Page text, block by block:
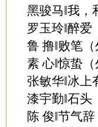
黑骏马‖我，
罗玉玲‖醉爱
鲁 撸‖败笔（
素 心‖惊蛰（
张敏华‖冰上
漆宇勤‖石头
陈 俊‖节气辞